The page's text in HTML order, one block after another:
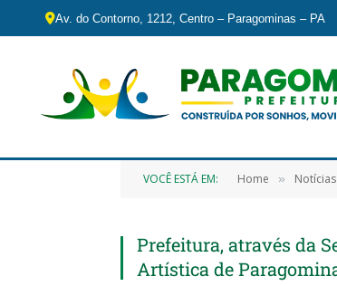
Av. do Contorno, 1212, Centro – Paragominas – PA
VOCÊ ESTÁ EM: Home » Notícias
Prefeitura, através da
Artística de